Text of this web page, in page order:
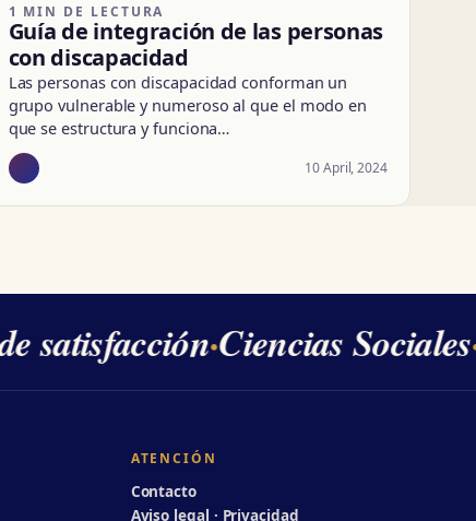
1 MIN DE LECTURA
Guía de integración de las personas
con discapacidad
Las personas con discapacidad conforman un
grupo vulnerable y numeroso al que el modo en
que se estructura y funciona…
10 April, 2024
satisfacción·Ciencias Sociales·
ATENCIÓN
Contacto
Aviso legal · Privacidad